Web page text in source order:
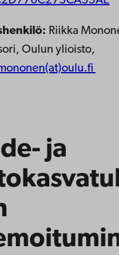
Riikka
Oulun ylioisto,
ja